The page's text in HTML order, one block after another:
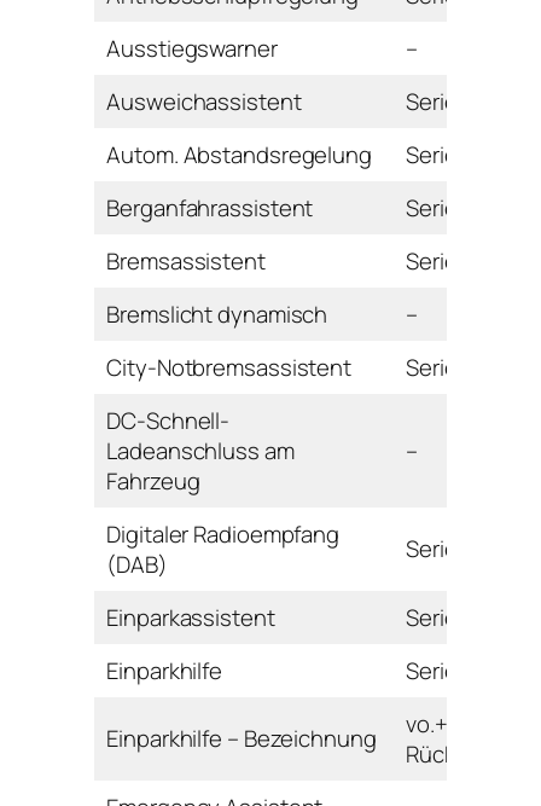
Ausstiegswarner
–
Ausweichassistent
Serie
Autom. Abstandsregelung
Serie
Berganfahrassistent
Serie
Bremsassistent
Serie
Bremslicht dynamisch
–
City-Notbremsassistent
Serie
DC-Schnell-
Ladeanschluss am
Fahrzeug
–
Digitaler Radioempfang
(DAB)
Serie
Einparkassistent
Serie
Einparkhilfe
Serie
Einparkhilfe – Bezeichnung
vo.+hi. mit